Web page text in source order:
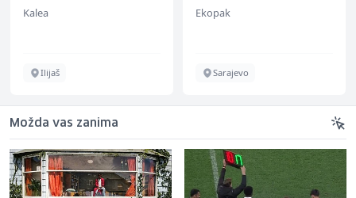
Kalea
Ilijaš
Ekopak
Sarajevo
Možda vas zanima